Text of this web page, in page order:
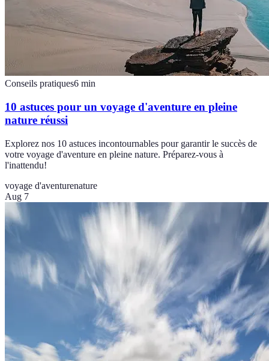
Conseils pratiques6 min
10 astuces pour un voyage d'aventure en pleine
nature réussi
Explorez nos 10 astuces incontournables pour garantir le succès de
votre voyage d'aventure en pleine nature. Préparez-vous à
l'inattendu!
voyage d'aventurenature
Aug 7